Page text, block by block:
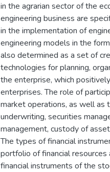
in the agrarian sector of the
engineering business are
in the implementation of
engineering models in the
also determined as a set of
technologies for planning,
the enterprise, which
enterprises. The role of
market operations, as well as
underwriting, securities
management, custody of
The types of financial
portfolio of financial
financial instruments of the